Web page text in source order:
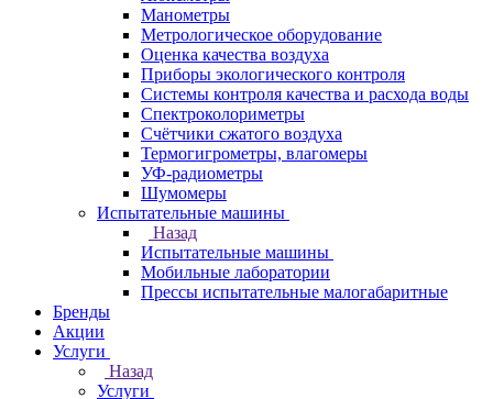
Манометры
Метрологическое оборудование
Оценка качества воздуха
Приборы экологического контроля
Системы контроля качества и расхода воды
Спектроколориметры
Счётчики сжатого воздуха
Термогигрометры, влагомеры
УФ-радиометры
Шумомеры
Испытательные машины
Назад
Испытательные машины
Мобильные лаборатории
Прессы испытательные малогабаритные
Бренды
Акции
Услуги
Назад
Услуги